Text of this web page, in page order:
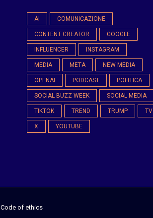
AI COMUNICAZIONE
CONTENT CREATOR GOOGLE
INFLUENCER INSTAGRAM
MEDIA META NEW MEDIA
OPENAI PODCAST POLITICA
SOCIAL BUZZ WEEK SOCIAL MEDIA
TIKTOK TREND TRUMP TV
X YOUTUBE
Code of ethics